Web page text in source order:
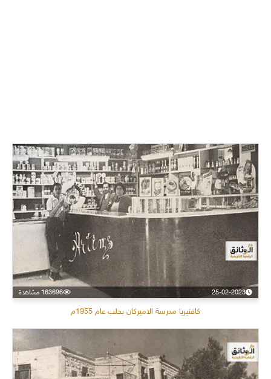
25-02-2023 163696 مشاهدة
كافتيريا مدرسة الاميركان بحلب عام 1955م